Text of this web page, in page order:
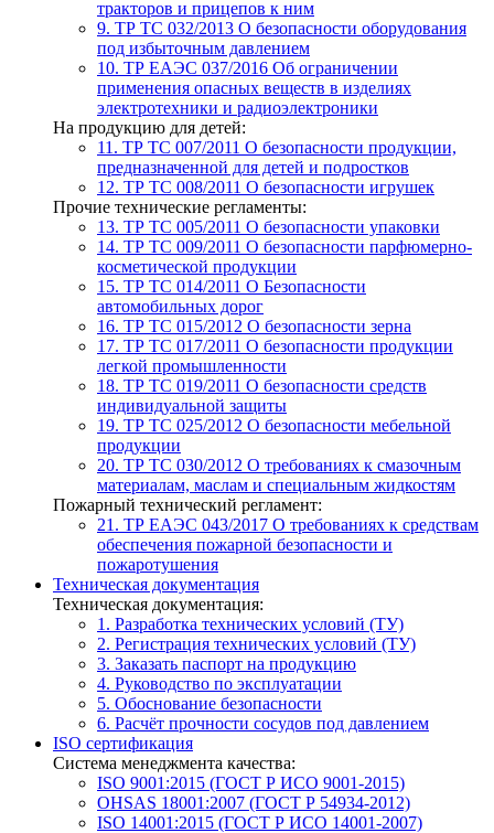
тракторов и прицепов к ним
9. ТР ТС 032/2013 О безопасности оборудования
под избыточным давлением
10. ТР ЕАЭС 037/2016 Об ограничении
применения опасных веществ в изделиях
электротехники и радиоэлектроники
На продукцию для детей:
11. ТР ТС 007/2011 О безопасности продукции,
предназначенной для детей и подростков
12. ТР ТС 008/2011 О безопасности игрушек
Прочие технические регламенты:
13. ТР ТС 005/2011 О безопасности упаковки
14. ТР ТС 009/2011 О безопасности парфюмерно-
косметической продукции
15. ТР ТС 014/2011 О Безопасности
автомобильных дорог
16. ТР ТС 015/2012 О безопасности зерна
17. ТР ТС 017/2011 О безопасности продукции
легкой промышленности
18. ТР ТС 019/2011 О безопасности средств
индивидуальной защиты
19. ТР ТС 025/2012 О безопасности мебельной
продукции
20. ТР ТС 030/2012 О требованиях к смазочным
материалам, маслам и специальным жидкостям
Пожарный технический регламент:
21. ТР ЕАЭС 043/2017 О требованиях к средствам
обеспечения пожарной безопасности и
пожаротушения
Техническая документация
Техническая документация:
1. Разработка технических условий (ТУ)
2. Регистрация технических условий (ТУ)
3. Заказать паспорт на продукцию
4. Руководство по эксплуатации
5. Обоснование безопасности
6. Расчёт прочности сосудов под давлением
ISO сертификация
Система менеджмента качества:
ISO 9001:2015 (ГОСТ Р ИСО 9001-2015)
OHSAS 18001:2007 (ГОСТ Р 54934-2012)
ISO 14001:2015 (ГОСТ Р ИСО 14001-2007)